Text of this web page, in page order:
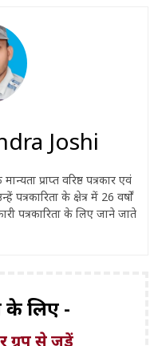
Joshi
प्राप्त वरिष्ठ पत्रकार एवं
पत्रकारिता के क्षेत्र में 26 वर्षों
पत्रकारिता के लिए जाने जाते
लिए -
ग्रुप से जुड़ें